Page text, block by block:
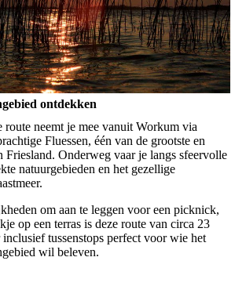
ontdekken
route neemt je mee vanuit Workum via
Fluessen, één van de grootste en
Friesland. Onderweg vaar je langs sfeervolle
natuurgebieden en het gezellige
om aan te leggen voor een picknick,
op een terras is deze route van circa 23
tussenstops perfect voor wie het
wil beleven.